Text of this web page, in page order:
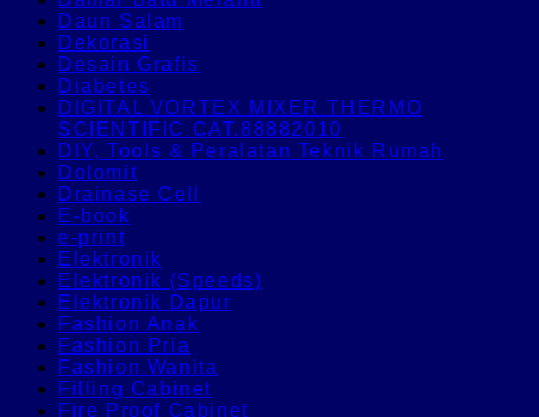
Daun Salam
Dekorasi
Desain Grafis
Diabetes
DIGITAL VORTEX MIXER THERMO
SCIENTIFIC CAT.88882010
DIY, Tools & Peralatan Teknik Rumah
Dolomit
Drainase Cell
E-book
e-print
Elektronik
Elektronik (Speeds)
Elektronik Dapur
Fashion Anak
Fashion Pria
Fashion Wanita
Filling Cabinet
Fire Proof Cabinet